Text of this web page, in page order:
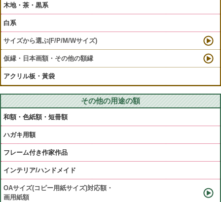
木地・茶・黒系
白系
サイズから選ぶ(F/P/M/Wサイズ)
仮縁・日本画額・その他の額縁
アクリル板・黃袋
その他の用途の額
和額・色紙額・短冊額
ハガキ用額
フレーム付き作家作品
インテリア/ハンドメイド
OAサイズ(コピー用紙サイズ)対応額・
画用紙額